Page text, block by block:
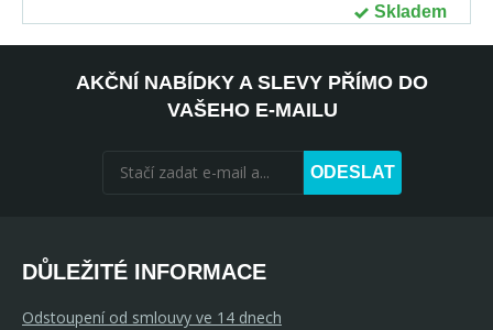
Skladem
AKČNÍ NABÍDKY A SLEVY PŘÍMO DO
VAŠEHO E-MAILU
ODESLAT
DŮLEŽITÉ INFORMACE
Odstoupení od smlouvy ve 14 dnech